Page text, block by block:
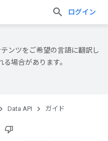
ログイン
ンツをご希望の言語に翻訳し
場合があります。
Data API ガイド